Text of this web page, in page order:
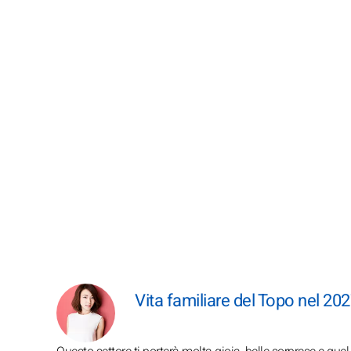
Vita familiare del Topo nel